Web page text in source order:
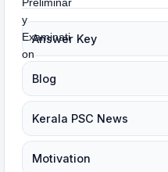
Answer Key
Blog
Kerala PSC News
Motivation